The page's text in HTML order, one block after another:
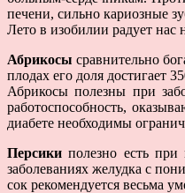
печени, сильно кариозные
Лето в изобилии радует
Абрикосы сравнительно
плодах его доля достигает
Абрикосы полезны при
работоспособность,
диабете необходимы
Персики полезно есть
заболеваниях желудка с
сок рекомендуется весьма